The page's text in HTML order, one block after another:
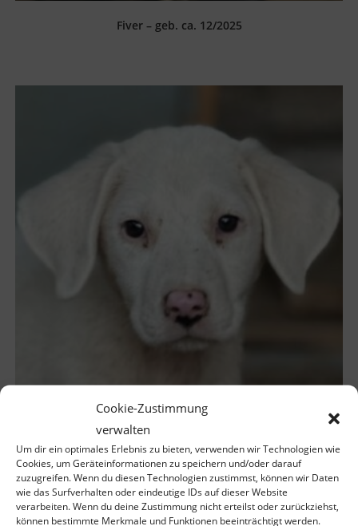
Cookie-Zustimmung
verwalten
Um dir ein optimales Erlebnis zu bieten, verwenden wir Technologien wie
Cookies, um Geräteinformationen zu speichern und/oder darauf
zuzugreifen. Wenn du diesen Technologien zustimmst, können wir Daten
wie das Surfverhalten oder eindeutige IDs auf dieser Website
verarbeiten. Wenn du deine Zustimmung nicht erteilst oder zurückziehst,
können bestimmte Merkmale und Funktionen beeinträchtigt werden.
Fiver – geb. ca. 12/2025
Flocke – geb. ca. 04/2026